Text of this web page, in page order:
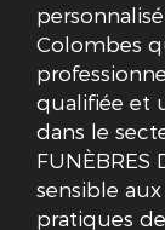
Colombes
qualifiée et
dans le
FUNÈBRES
sensible
pratiques